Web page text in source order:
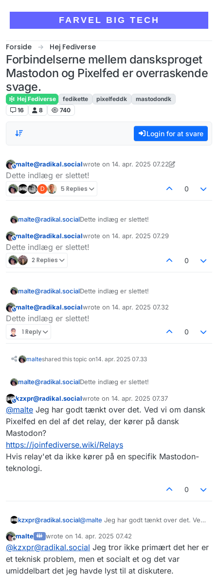
FARVEL BIG TECH
Forside Hej Fediverse
Forbindelserne mellem dansksproget
Mastodon og Pixelfed er overraskende
svage.
Hej Fediverse fedikette pixelfeddk
mastodondk
16
8 740
Login for at svare
This user is from outside of this forum
malte@radikal.socialwrote on 14. apr. 2025 07.22
sidst redigeret af malte@radikal.social
Dette indlæg er slettet!
D 5 Replies 0
malte@radikal.socialDette indlæg er slettet!
This user is from outside of this forum
malte@radikal.socialwrote on 14. apr. 2025 07.29
sidst redigeret af
Dette indlæg er slettet!
2 Replies 0
malte@radikal.socialDette indlæg er slettet!
This user is from outside of this forum
malte@radikal.socialwrote on 14. apr. 2025 07.32
sidst redigeret af
Dette indlæg er slettet!
1 Reply 0
malteshared this topic on14. apr. 2025 07.33
malte@radikal.socialDette indlæg er slettet!
This user is from outside of this forum
kzxpr@radikal.socialwrote on 14. apr. 2025 07.37
sidst redigeret af
@malte Jeg har godt tænkt over det. Ved vi om dansk
Pixelfed en del af det relay, der kører på dansk
Mastodon?
https://joinfediverse.wiki/Relays
Hvis relay'et da ikke kører på en specifik Mastodon-
teknologi.
0
kzxpr@radikal.social@malte Jeg har godt tænkt over det. Ved
der kører på dansk Mastodon?
https://joinfediverse.wiki/Relays
Hvis relay'et da ikke kører på en specifik
Mastodon-teknologi.
Offline
malte wrote on 14. apr. 2025 07.42
sidst redigeret af
@kzxpr@radikal.social Jeg tror ikke primært det her er
et teknisk problem, men et socialt et og det var
umiddelbart det jeg havde lyst til at diskutere.